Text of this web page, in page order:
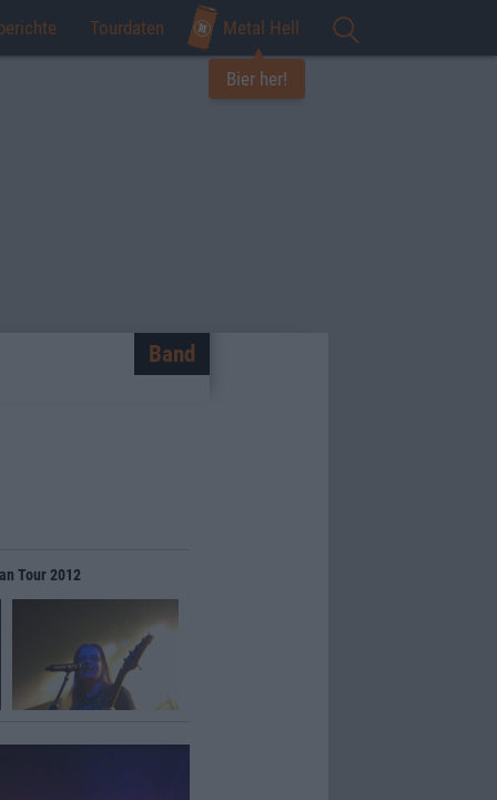
Tourdaten Metal Hell
Bier her!
Band
Tour 2012